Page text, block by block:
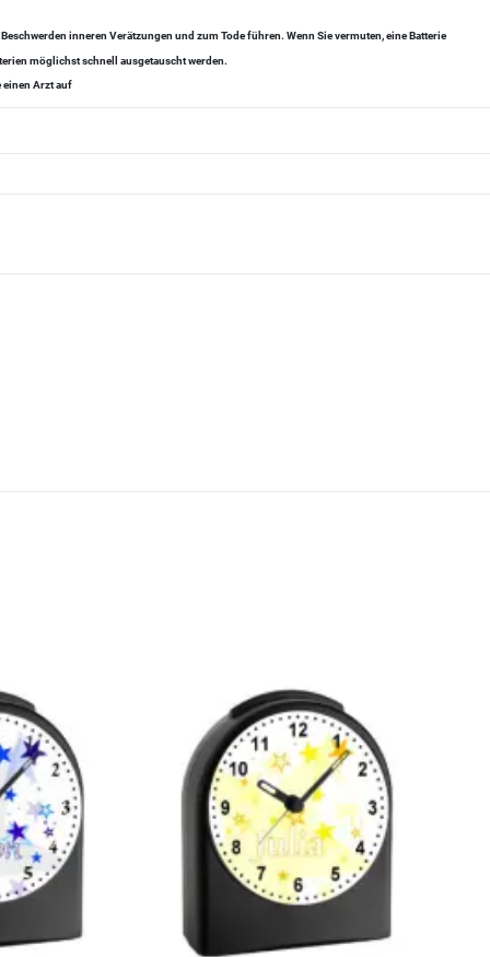
inneren Verätzungen und zum Tode führen. Wenn Sie vermuten, eine Batterie
möglichst schnell ausgetauscht werden.
einen Arzt auf